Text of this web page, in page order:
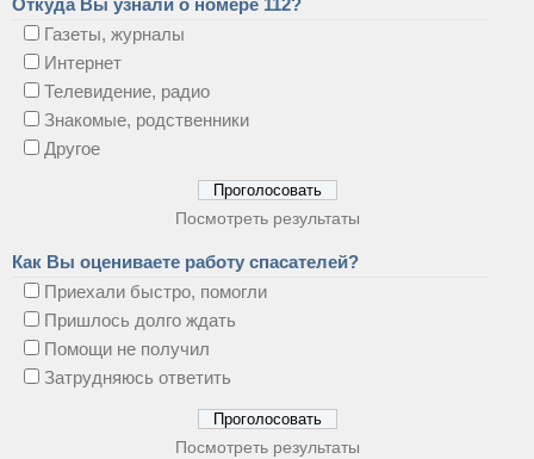
Откуда Вы узнали о номере 112?
Газеты, журналы
Интернет
Телевидение, радио
Знакомые, родственники
Другое
Посмотреть результаты
Как Вы оцениваете работу спасателей?
Приехали быстро, помогли
Пришлось долго ждать
Помощи не получил
Затрудняюсь ответить
Посмотреть результаты